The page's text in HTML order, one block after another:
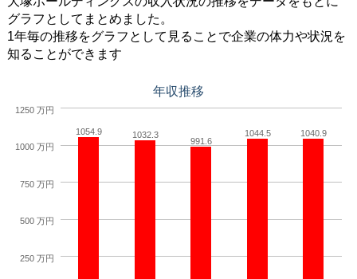
グラフとしてまとめました。
1年毎の推移をグラフとして見ることで企業の体力や状況を
知ることができます
年収推移
1054.9 1032.3
991.6
1044.5 1040.9
250 万円
500 万円
750 万円
1000 万円
1250 万円